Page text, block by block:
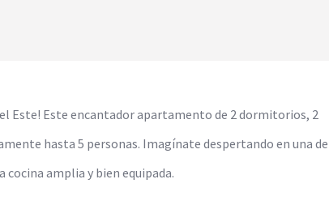
Este! Este encantador apartamento de 2 dormitorios, 2
hasta 5 personas. Imagínate despertando en una de
cocina amplia y bien equipada.